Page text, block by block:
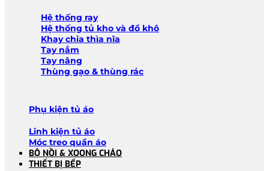
Hệ thống ray
Hệ thống tủ kho và đồ khô
Khay chia thìa nĩa
Tay nắm
Tay nâng
Thùng gạo & thùng rác
Phụ kiện tủ áo
Linh kiện tủ áo
Móc treo quần áo
BỘ NỒI & XOONG CHẢO
THIẾT BỊ BẾP